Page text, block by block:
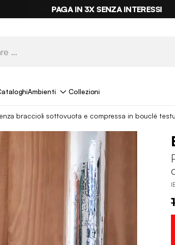
PAGA IN 3X SENZA INTERESSI
Ambienti Collezioni
braccioli sottovuota e compressa in bouclé